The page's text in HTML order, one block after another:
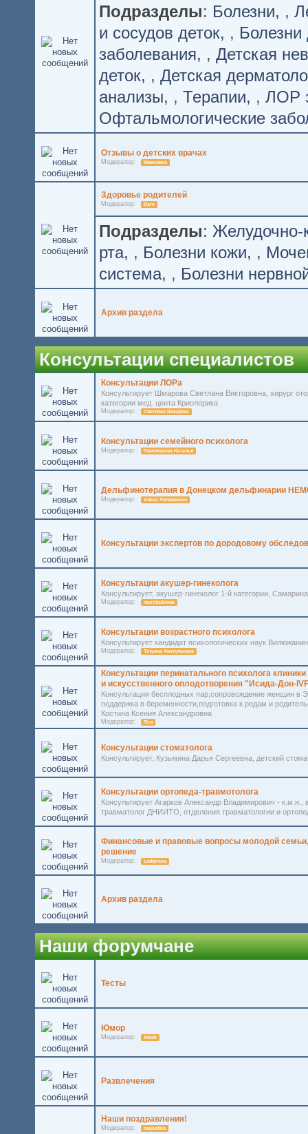
Подразделы: Болезни ,
и сосудов деток , Болезни
заболевания
, Детская
деток , Детская
анализы
, Терапии , ЛОР
Офтальмологические
Отзывы о детских врачах
Модератор: Клюковка
Здоровье родителей
Модератор: Dare
Подразделы: Желудочно-
рта , Болезни кожи ,
система , Болезни
Архив раздела
Консультации специалистов
Консультации ЛОРа
Консультирует Шмарова Светлана Викторовна, хирург
категории мед. цента Криолорика
Модератор: Светлана Шмарова
Консультации семейного психолога
Модератор: Пономарева Наталья
Дельфинотерапия в Донецком дельфинарии
Модератор: Алена Литвиненко
Консультации экспертов по дородовому
Консультации акушер-гинеколога
Консультирует, акушер-гинеколог 1-й категории,
Модератор: murchalkinua
Консультации возрастного психолога
Консультирует кандидат психологических наук
Модератор: Татьяна Анатольевна
Консультации перинатального психолога
и искусственного оплодотворения "Исида-Дон-
Консультации бесплодных пар,сопровождение женщин в
поддержка в беременности,подготовка к родам и
Костина Ксения Александровна
Модератор: Пси
Консультации стоматолога
Консультирует, Кузьмина Дарья Сергеевна, детский
Консультации ортопеда-травмотолога
Консультирует Агарков Александр Владимирович - к.м.н.,
травматолог ДНИИТО, отделения травматологии и
Финансовые и правовые вопросы молодой
решение
Модератор: Lediprava
Архив раздела
Наши форумчане
Тесты
Юмор
Модератор: Amok
Развлечения
Наши поздравления!
Модератор: majestika